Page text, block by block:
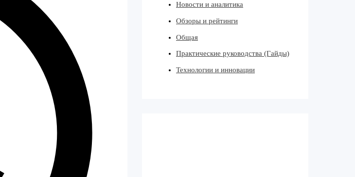
Новости и аналитика
Обзоры и рейтинги
Общая
Практические руководства (Гайды)
Технологии и инновации